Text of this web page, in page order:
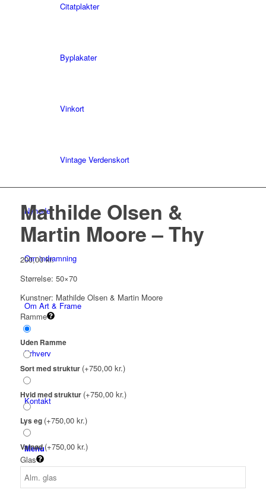
Citatplakter
Byplakater
Vinkort
Vintage Verdenskort
Nyheder
Om indramning
Om Art & Frame
Erhverv
Kontakt
Menu
Mathilde Olsen &
Martin Moore – Thy
200,00kr.
Størrelse: 50×70
Kunstner: Mathilde Olsen & Martin Moore
Ramme
Uden Ramme
Sort med struktur (+750,00 kr.)
Hvid med struktur (+750,00 kr.)
Lys eg (+750,00 kr.)
Valnød(+750,00 kr.)
Glas